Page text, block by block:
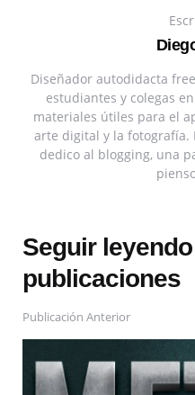
Diseñador autodidacta
estudiantes y colegas
materiales útiles para el
arte digital y la fotografía.
dedico al blogging, una
Seguir
publicaciones
Publicación Anterior